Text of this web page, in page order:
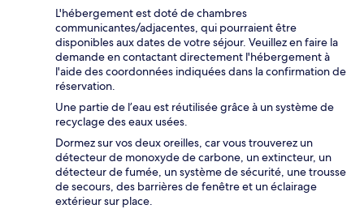
L'hébergement est doté de chambres
communicantes/adjacentes, qui pourraient être
disponibles aux dates de votre séjour. Veuillez en faire la
demande en contactant directement l'hébergement à
l'aide des coordonnées indiquées dans la confirmation de
réservation.
Une partie de l’eau est réutilisée grâce à un système de
recyclage des eaux usées.
Dormez sur vos deux oreilles, car vous trouverez un
détecteur de monoxyde de carbone, un extincteur, un
détecteur de fumée, un système de sécurité, une trousse
de secours, des barrières de fenêtre et un éclairage
extérieur sur place.